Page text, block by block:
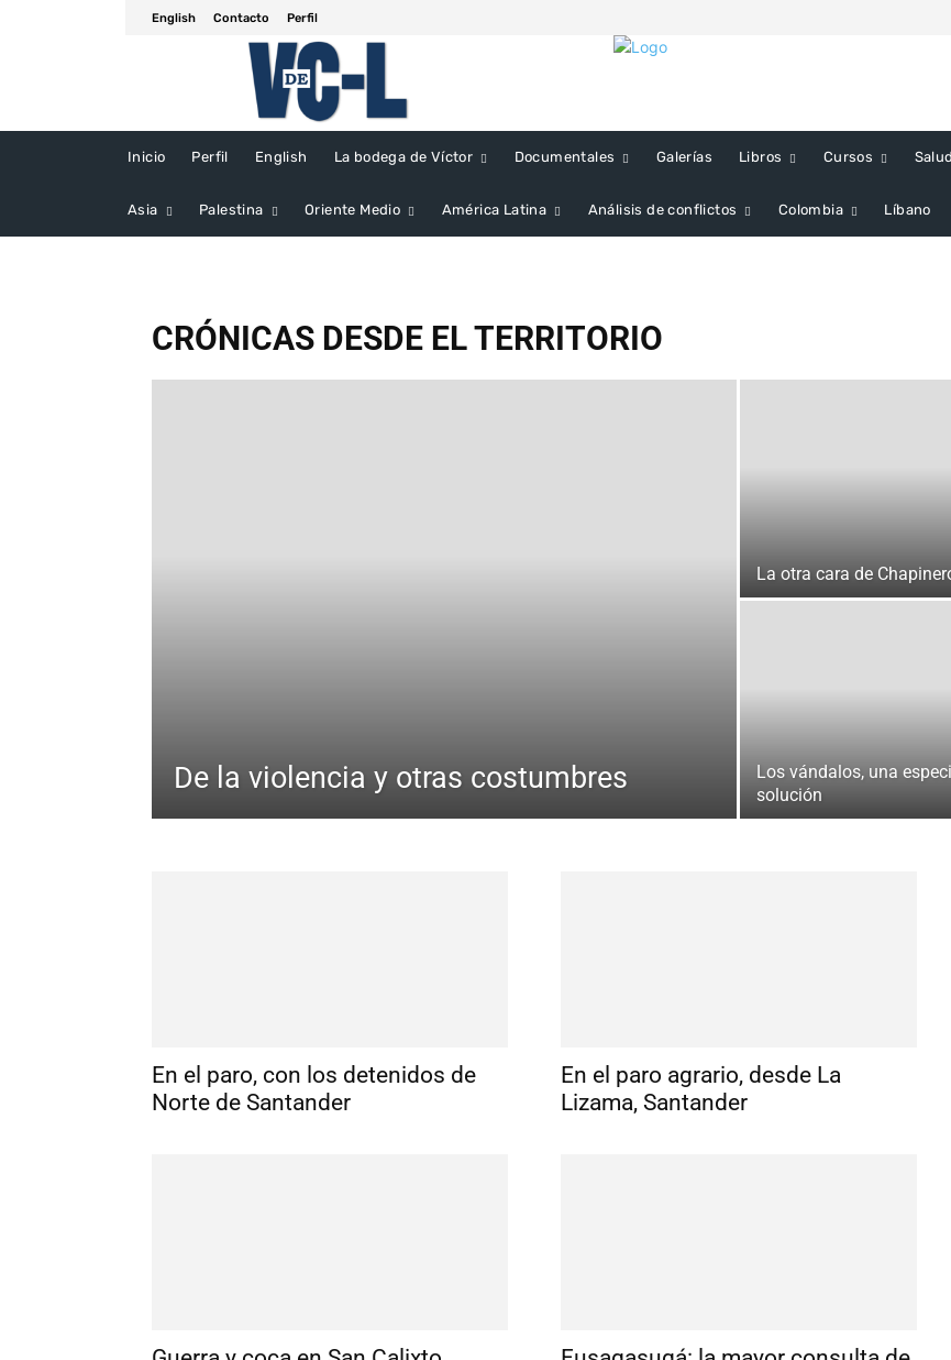
English Contacto Perfil
Inicio Perfil English La bodega de Víctor Documentales Galerías Libros Cursos Salud
Asia Palestina Oriente Medio América Latina Análisis de conflictos Colombia Líbano
CRÓNICAS DESDE EL TERRITORIO
De la violencia y otras costumbres
La otra cara de
Los vándalos, una
solución
En el paro, con los detenidos de
Norte de Santander
En el paro agrario, desde La
Lizama, Santander